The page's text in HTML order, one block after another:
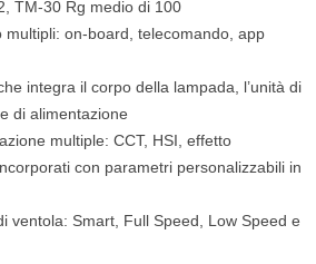
TM-30 Rg medio di 100
multipli: on-board, telecomando, app
integra il corpo della lampada, l’unità di
di alimentazione
multiple: CCT, HSI, effetto
con parametri personalizzabili in
ventola: Smart, Full Speed, Low Speed e